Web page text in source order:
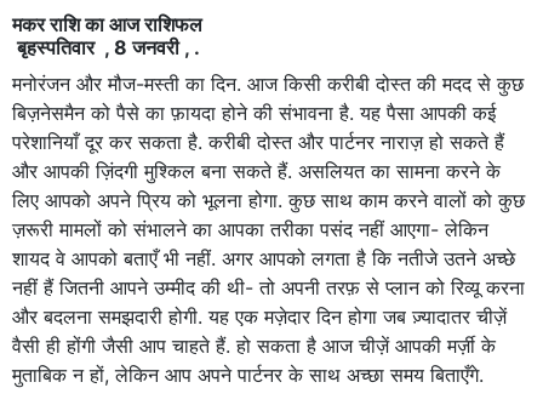
मकर राशि का आज राशिफल
बृहस्पतिवार , 8 जनवरी , .
मनोरंजन और मौज-मस्ती का दिन. आज किसी करीबी दोस्त की मदद से कुछ
बिज़नेसमैन को पैसे का फ़ायदा होने की संभावना है. यह पैसा आपकी कई
परेशानियाँ दूर कर सकता है. करीबी दोस्त और पार्टनर नाराज़ हो सकते हैं
और आपकी ज़िंदगी मुश्किल बना सकते हैं. असलियत का सामना करने के
लिए आपको अपने प्रिय को भूलना होगा. कुछ साथ काम करने वालों को कुछ
ज़रूरी मामलों को संभालने का आपका तरीका पसंद नहीं आएगा- लेकिन
शायद वे आपको बताएँ भी नहीं. अगर आपको लगता है कि नतीजे उतने अच्छे
नहीं हैं जितनी आपने उम्मीद की थी- तो अपनी तरफ़ से प्लान को रिव्यू करना
और बदलना समझदारी होगी. यह एक मज़ेदार दिन होगा जब ज़्यादातर चीज़ें
वैसी ही होंगी जैसी आप चाहते हैं. हो सकता है आज चीज़ें आपकी मर्ज़ी के
मुताबिक न हों, लेकिन आप अपने पार्टनर के साथ अच्छा समय बिताएँगे.